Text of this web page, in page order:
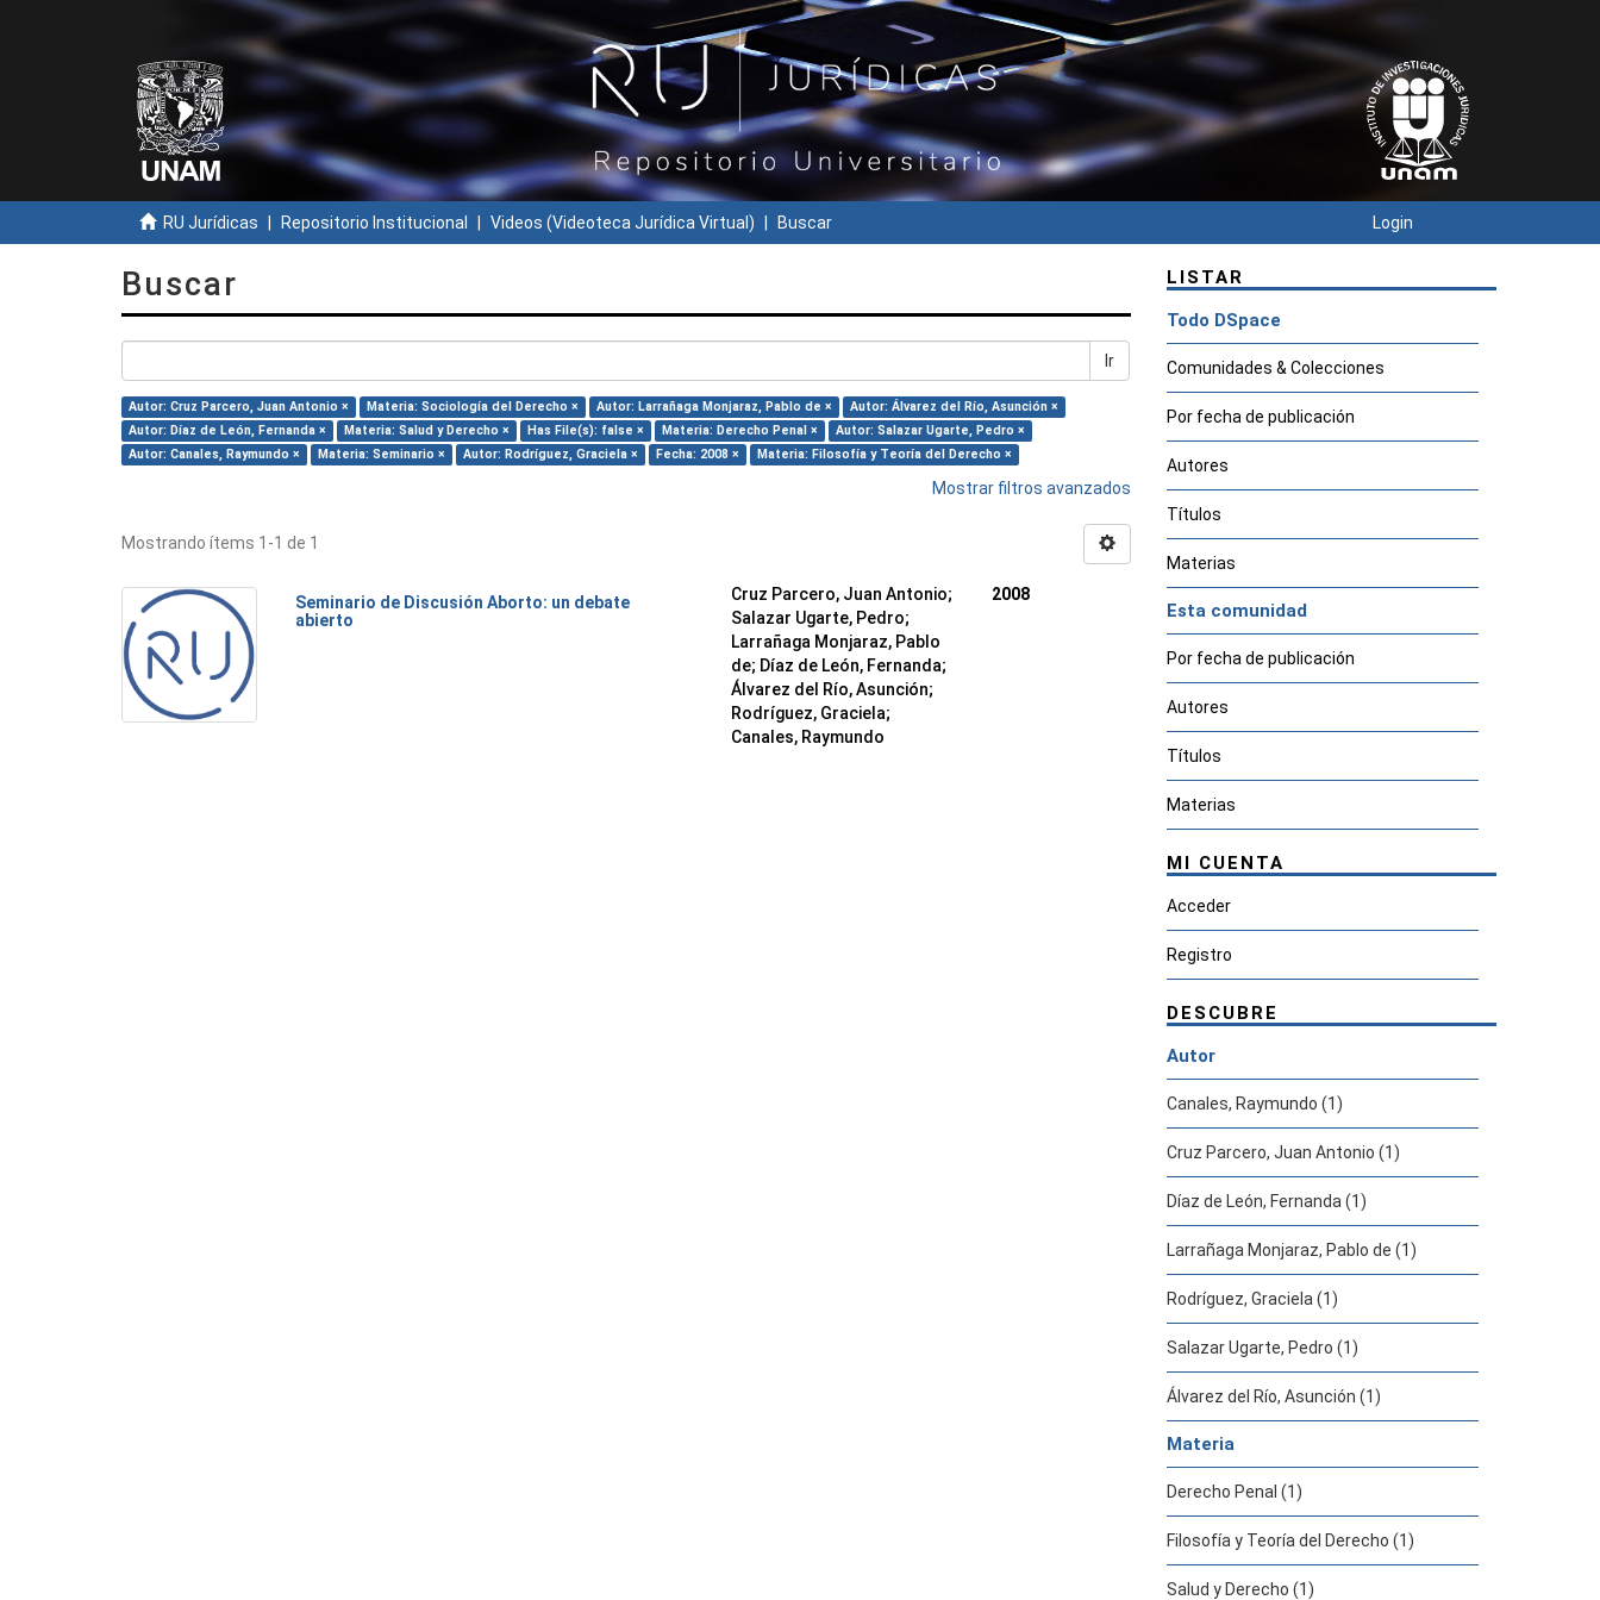
RU Jurídicas Repositorio Institucional Videos (Videoteca Jurídica Virtual) Buscar Login
Buscar
Ir
Autor: Cruz Parcero, Juan Antonio × Materia: Sociología del Derecho × Autor: Larrañaga Monjaraz, Pablo de ×
Autor: Álvarez del Río, Asunción ×
Autor: Díaz de León, Fernanda ×
Materia: Salud y Derecho × Has File(s): false × Materia: Derecho Penal ×
Autor: Salazar Ugarte, Pedro ×
Autor: Canales, Raymundo ×
Materia: Seminario × Autor: Rodríguez, Graciela × Fecha: 2008 × Materia: Filosofía y Teoría del Derecho ×
Mostrar filtros avanzados
Mostrando ítems 1-1 de 1
Seminario de Discusión Aborto: un debate
abierto
Cruz Parcero, Juan Antonio;
Salazar Ugarte, Pedro;
Larrañaga Monjaraz, Pablo
de; Díaz de León, Fernanda;
Álvarez del Río, Asunción;
Rodríguez, Graciela;
Canales, Raymundo
2008
LISTAR
Todo DSpace
Comunidades & Colecciones
Por fecha de publicación
Autores
Títulos
Materias
Esta comunidad
Por fecha de publicación
Autores
Títulos
Materias
MI CUENTA
Acceder
Registro
DESCUBRE
Autor
Canales, Raymundo (1)
Cruz Parcero, Juan Antonio (1)
Díaz de León, Fernanda (1)
Larrañaga Monjaraz, Pablo de (1)
Rodríguez, Graciela (1)
Salazar Ugarte, Pedro (1)
Álvarez del Río, Asunción (1)
Materia
Derecho Penal (1)
Filosofía y Teoría del Derecho (1)
Salud y Derecho (1)